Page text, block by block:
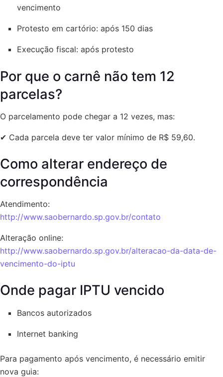
vencimento
Protesto em cartório: após 150 dias
Execução fiscal: após protesto
Por que o carnê não tem 12
parcelas?
O parcelamento pode chegar a 12 vezes, mas:
✔ Cada parcela deve ter valor mínimo de R$ 59,60.
Como alterar endereço de
correspondência
Atendimento:
http://www.saobernardo.sp.gov.br/contato
Alteração online:
http://www.saobernardo.sp.gov.br/alteracao-da-data-de-
vencimento-do-iptu
Onde pagar IPTU vencido
Bancos autorizados
Internet banking
Para pagamento após vencimento, é necessário emitir
nova guia: